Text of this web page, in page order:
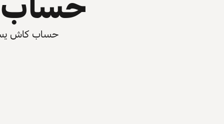
حساب
حساب كاش